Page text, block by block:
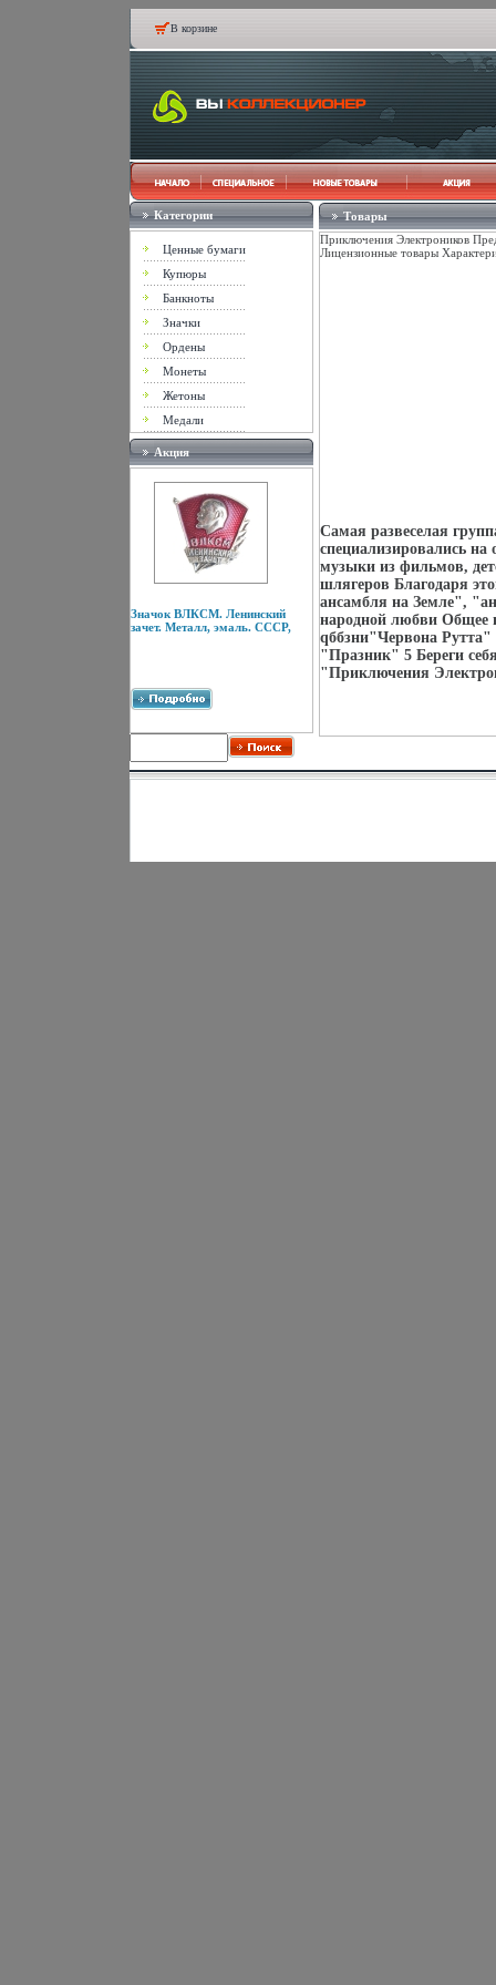
В корзине
Категории
Ценные бумаги
Купюры
Банкноты
Значки
Ордены
Монеты
Жетоны
Медали
Акция
Значок ВЛКСМ. Ленинский
зачет. Металл, эмаль. СССР,
Товары
Приключения Электроников
Лицензионные товары
Самая развеселая
специализировались
музыки из фильмов,
шлягеров Благодаря
ансамбля на Земле",
народной любви Общее
qббзни"Червона
"Празник" 5 Береги
"Приключения